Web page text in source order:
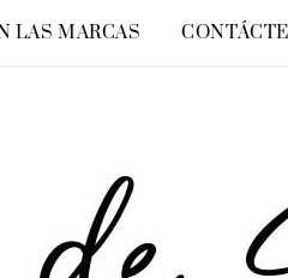
LAS MARCAS